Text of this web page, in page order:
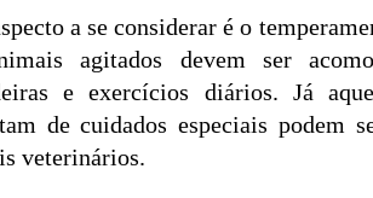
a se considerar é o
agitados devem ser
e exercícios diários. Já
de cuidados especiais
veterinários.